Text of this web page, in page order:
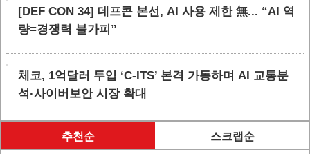
[DEF CON 34] 데프콘 본선, AI 사용 제한 無... “AI 역
량=경쟁력 불가피”
체코, 1억달러 투입 ‘C-ITS’ 본격 가동하며 AI 교통분
석·사이버보안 시장 확대
추천순 스크랩순